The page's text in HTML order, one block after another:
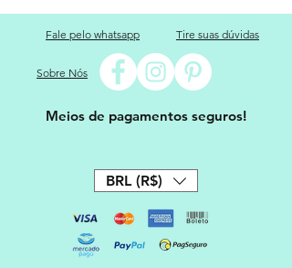
Fale pelo whatsapp Tire suas dúvidas
Sobre Nós
Meios de pagamentos seguros!
BRL (R$)